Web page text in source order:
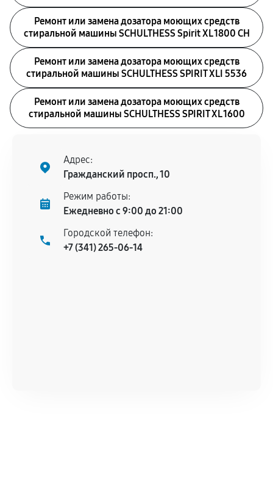
Ремонт или замена дозатора моющих средств
стиральной машины SCHULTHESS Spirit XL 1800 CH
Ремонт или замена дозатора моющих средств
стиральной машины SCHULTHESS SPIRIT XLI 5536
Ремонт или замена дозатора моющих средств
стиральной машины SCHULTHESS SPIRIT XL 1600
Адрес:
Гражданский просп., 10
Режим работы:
Ежедневно с 9:00 до 21:00
Городской телефон:
+7 (341) 265-06-14